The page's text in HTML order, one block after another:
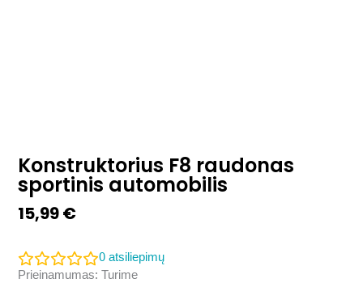
Konstruktorius F8 raudonas
sportinis automobilis
15,99€
0atsiliepimų
Prieinamumas: Turime
produkto